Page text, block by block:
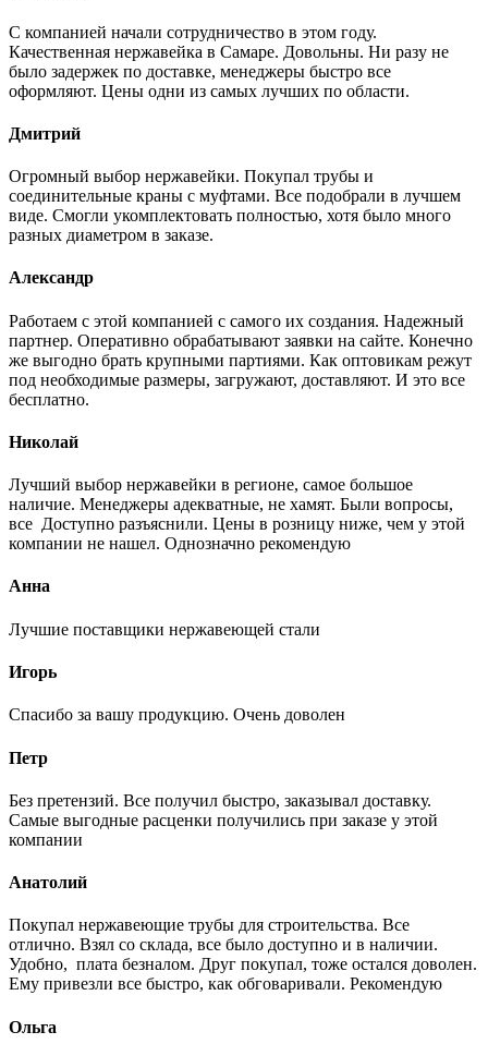
С компанией начали сотрудничество в этом году.
Качественная нержавейка в Самаре. Довольны. Ни разу не
было задержек по доставке, менеджеры быстро все
оформляют. Цены одни из самых лучших по области.
Дмитрий
Огромный выбор нержавейки. Покупал трубы и
соединительные краны с муфтами. Все подобрали в лучшем
виде. Смогли укомплектовать полностью, хотя было много
разных диаметром в заказе.
Александр
Работаем с этой компанией с самого их создания. Надежный
партнер. Оперативно обрабатывают заявки на сайте. Конечно
же выгодно брать крупными партиями. Как оптовикам режут
под необходимые размеры, загружают, доставляют. И это все
бесплатно.
Николай
Лучший выбор нержавейки в регионе, самое большое
наличие. Менеджеры адекватные, не хамят. Были вопросы,
все Доступно разъяснили. Цены в розницу ниже, чем у этой
компании не нашел. Однозначно рекомендую
Анна
Лучшие поставщики нержавеющей стали
Игорь
Спасибо за вашу продукцию. Очень доволен
Петр
Без претензий. Все получил быстро, заказывал доставку.
Самые выгодные расценки получились при заказе у этой
компании
Анатолий
Покупал нержавеющие трубы для строительства. Все
отлично. Взял со склада, все было доступно и в наличии.
Удобно, плата безналом. Друг покупал, тоже остался доволен.
Ему привезли все быстро, как обговаривали. Рекомендую
Ольга